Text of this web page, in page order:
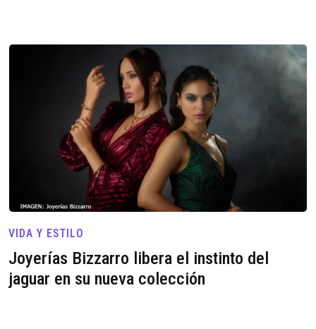
VIDA Y ESTILO
Joyerías Bizzarro libera el instinto del
jaguar en su nueva colección